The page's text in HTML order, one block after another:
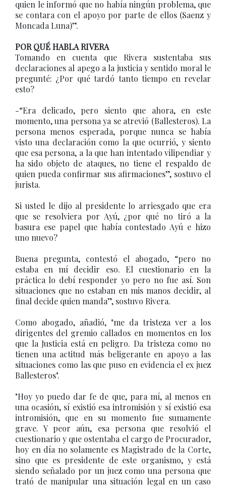
quien le informó que no había ningún problema, que
se contara con el apoyo por parte de ellos (Saenz y
Moncada Luna)”.
POR QUÉ HABLA RIVERA
Tomando en cuenta que Rivera sustentaba sus
declaraciones al apego a la justicia y sentido moral le
pregunté: ¿Por qué tardó tanto tiempo en revelar
esto?
-“Era delicado, pero siento que ahora, en este
momento, una persona ya se atrevió (Ballesteros). La
persona menos esperada, porque nunca se había
visto una declaración como la que ocurrió, y siento
que esa persona, a la que han intentado vilipendiar y
ha sido objeto de ataques, no tiene el respaldo de
quien pueda confirmar sus afirmaciones”, sostuvo el
jurista.
Si usted le dijo al presidente lo arriesgado que era
que se resolviera por Ayú, ¿por qué no tiró a la
basura ese papel que había contestado Ayú e hizo
uno nuevo?
Buena pregunta, contestó el abogado, “pero no
estaba en mí decidir eso. El cuestionario en la
práctica lo debí responder yo pero no fue así. Son
situaciones que no estaban en mis manos decidir, al
final decide quien manda”, sostuvo Rivera.
Como abogado, añadió, "me da tristeza ver a los
dirigentes del gremio callados en momentos en los
que la Justicia está en peligro. Da tristeza como no
tienen una actitud más beligerante en apoyo a las
situaciones como las que puso en evidencia el ex juez
Ballesteros".
"Hoy yo puedo dar fe de que, para mí, al menos en
una ocasión, sí existió esa intromisión y sí existió esa
intromisión, que en su momento fue sumamente
grave. Y peor aún, esa persona que resolvió el
cuestionario y que ostentaba el cargo de Procurador,
hoy en día no solamente es Magistrado de la Corte,
sino que es presidente de este organismo, y está
siendo señalado por un juez como una persona que
trató de manipular una situación legal en un caso